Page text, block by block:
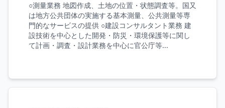
○測量業務 地図作成、土地の位置・状態調査等。国又
は地方公共団体の実施する基本測量、公共測量等専
門的なサービスの提供 ○建設コンサルタント業務 建
設技術を中心とした開発・防災・環境保護等に関し
て計画・調査・設計業務を中心に官公庁等...